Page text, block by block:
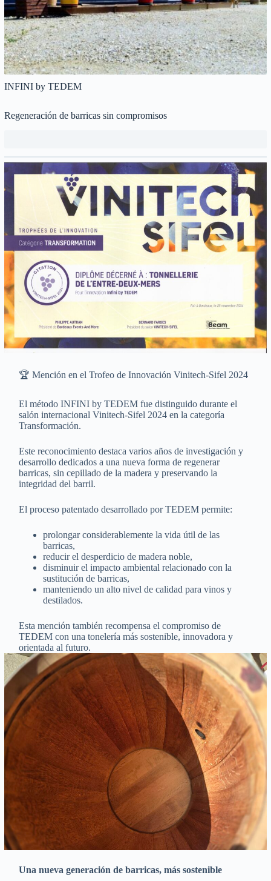
INFINI by TEDEM
Regeneración de barricas sin compromisos
🏆 Mención en el Trofeo de Innovación Vinitech-Sifel 2024
El método INFINI by TEDEM fue distinguido durante el
salón internacional Vinitech-Sifel 2024 en la categoría
Transformación.
Este reconocimiento destaca varios años de investigación y
desarrollo dedicados a una nueva forma de regenerar
barricas, sin cepillado de la madera y preservando la
integridad del barril.
El proceso patentado desarrollado por TEDEM permite:
prolongar considerablemente la vida útil de las
barricas,
reducir el desperdicio de madera noble,
disminuir el impacto ambiental relacionado con la
sustitución de barricas,
manteniendo un alto nivel de calidad para vinos y
destilados.
Esta mención también recompensa el compromiso de
TEDEM con una tonelería más sostenible, innovadora y
orientada al futuro.
Una nueva generación de barricas, más sostenible